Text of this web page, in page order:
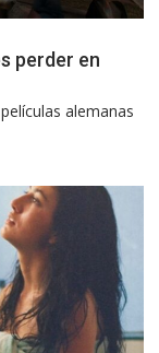
perder en
alemanas